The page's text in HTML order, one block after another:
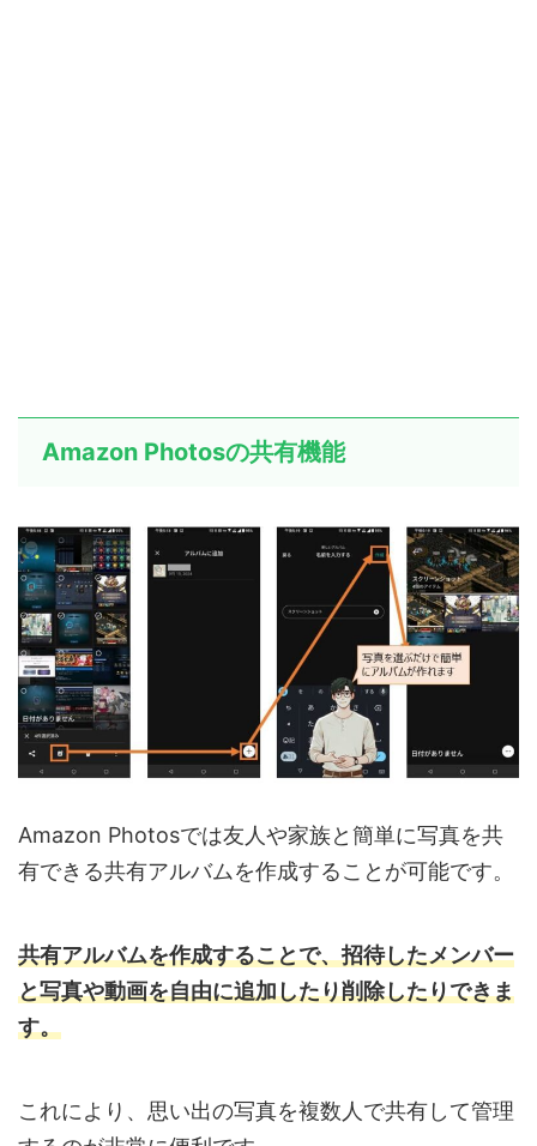
Amazon Photosの共有機能
Amazon Photosでは友人や家族と簡単に写真を共
有できる共有アルバムを作成することが可能です。
共有アルバムを作成することで、招待したメンバー
と写真や動画を自由に追加したり削除したりできま
す。
これにより、思い出の写真を複数人で共有して管理